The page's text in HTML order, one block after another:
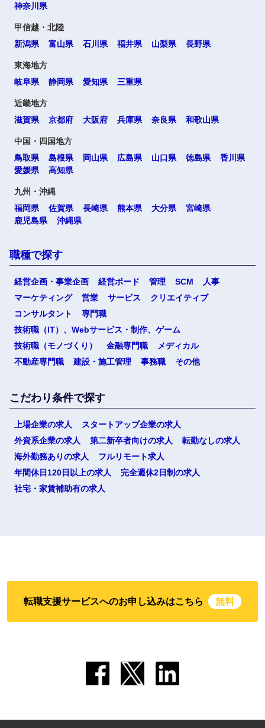
神奈川県
甲信越・北陸
新潟県
富山県 石川県 福井県 山梨県 長野県
東海地方
岐阜県
静岡県 愛知県 三重県
近畿地方
滋賀県
京都府 大阪府 兵庫県 奈良県 和歌山県
中国・四国地方
鳥取県
島根県 岡山県 広島県 山口県 徳島県
香川県
愛媛県
高知県
九州・沖縄
福岡県
佐賀県 長崎県 熊本県 大分県
宮崎県
鹿児島県
沖縄県
職種で探す
経営企画・事業企画 経営ボード 管理 SCM
人事
マーケティング
営業 サービス
クリエイティブ
コンサルタント
専門職
技術職（IT）、Webサービス・制作、ゲーム
技術職（モノづくり）
金融専門職
メディカル
不動産専門職
建設・施工管理 事務職 その他
こだわり条件で探す
上場企業の求人
スタートアップ企業の求人
外資系企業の求人
第二新卒者向けの求人
転勤なしの求人
海外勤務ありの求人
フルリモート求人
年間休日120日以上の求人
完全週休2日制の求人
社宅・家賃補助有の求人
転職支援サービスへのお申し込みはこちら 無料